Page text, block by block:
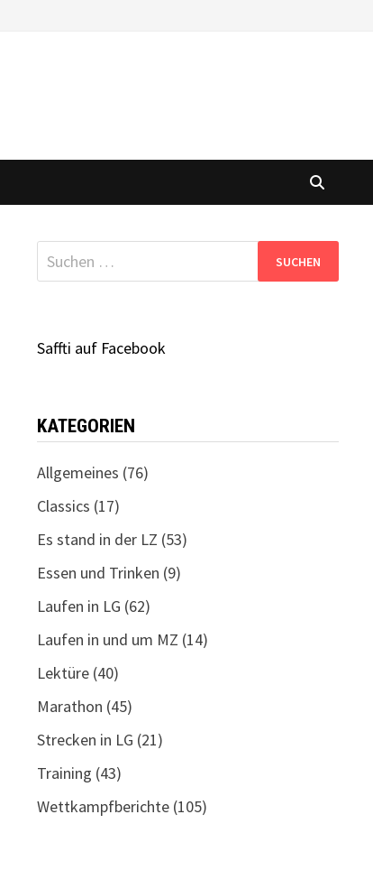
Suchen
nach:
Saffti auf Facebook
KATEGORIEN
Allgemeines (76)
Classics (17)
Es stand in der LZ (53)
Essen und Trinken (9)
Laufen in LG (62)
Laufen in und um MZ (14)
Lektüre(40)
Marathon (45)
Strecken in LG (21)
Training (43)
Wettkampfberichte(105)